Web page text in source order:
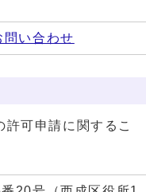
問い合わせ
可申請に関するこ